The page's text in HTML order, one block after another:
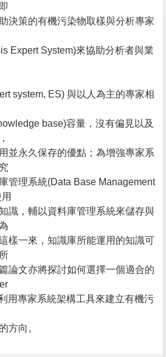
決策的有機污染物取樣與分析專家
Expert System)來協助分析者與業
system, ES) 與以人為主的專家相
base)容量，沒有偏見以及
並永久保存的優點；為增強專家系
管理系統(Data Base Management
識，輔以資料庫管理系統來儲存與
樣一來，知識庫所能運用的知識可
論文亦將探討如何選擇一個適合的
用專家系統架構工具來建立有機污
方向。